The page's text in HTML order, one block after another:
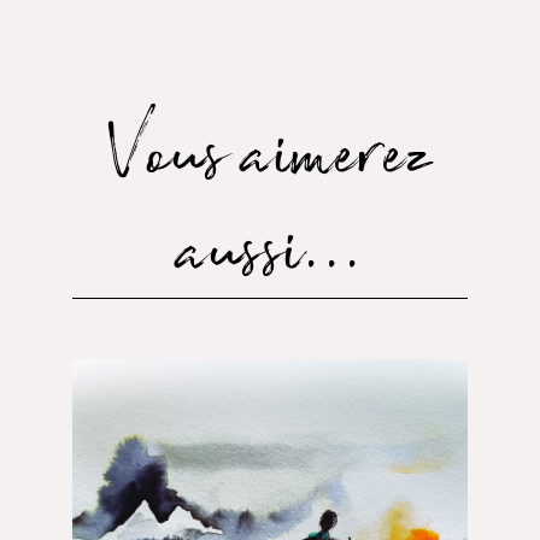
Vous aimerez
aussi...